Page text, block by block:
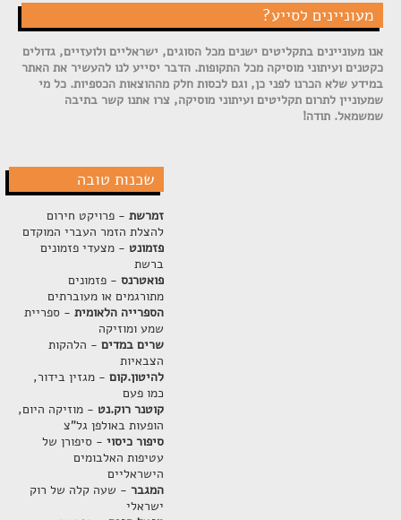
מעוניינים לסייע?
אנו מעוניינים בתקליטים ישנים מכל הסוגים, ישראליים ולועזיים, גדולים
כקטנים ועיתוני מוסיקה מכל התקופות. הדבר יסייע לנו להעשיר את האתר
במידע שלא הכרנו לפני כן, וגם לכסות חלק מההוצאות הכספיות. כל מי
שמעוניין לתרום תקליטים ועיתוני מוסיקה, צרו אתנו קשר בתיבה
שמשמאל. תודה!
שכנות טובה
זמרשת- פרויקט חירום
להצלת הזמר העברי המוקדם
פזמונט - מצעדי פזמונים
ברשת
פואטרנס- פזמונים
מתורגמים או מעוברתים
הספרייה הלאומית- ספריית
שמע ומוזיקה
שרים במדים- הלהקות
הצבאיות
להיטון.קום- מגזין בידור,
כמו פעם
קוטנר רוק.נט - מוזיקה היום,
הופעות באולפן גל"צ
סיפור כיסוי- סיפורן של
עטיפות האלבומים
הישראליים
המגבר- שעה קלה של רוק
ישראלי